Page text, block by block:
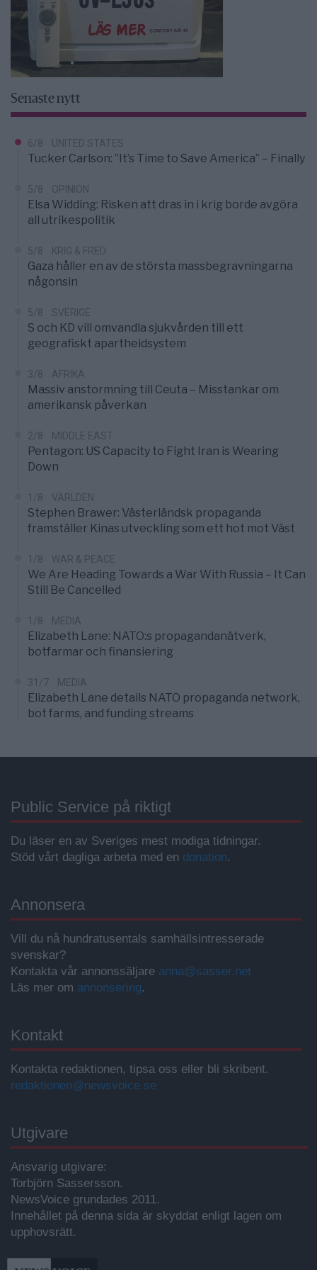
Senaste nytt
6/8 UNITED STATES
Tucker Carlson: ”It’s Time to Save America” – Finally
5/8 OPINION
Elsa Widding: Risken att dras in i krig borde avgöra
all utrikespolitik
5/8 KRIG & FRED
Gaza håller en av de största massbegravningarna
någonsin
5/8 SVERIGE
S och KD vill omvandla sjukvården till ett
geografiskt apartheidsystem
3/8 AFRIKA
Massiv anstormning till Ceuta – Misstankar om
amerikansk påverkan
2/8 MIDDLE EAST
Pentagon: US Capacity to Fight Iran is Wearing
Down
1/8 VÄRLDEN
Stephen Brawer: Västerländsk propaganda
framställer Kinas utveckling som ett hot mot Väst
1/8 WAR & PEACE
We Are Heading Towards a War With Russia – It Can
Still Be Cancelled
1/8 MEDIA
Elizabeth Lane: NATO:s propagandanätverk,
botfarmar och finansiering
31/7 MEDIA
Elizabeth Lane details NATO propaganda network,
bot farms, and funding streams
Public Service på riktigt
Du läser en av Sveriges mest modiga tidningar.
Stöd vårt dagliga arbeta med en donation.
Annonsera
Vill du nå hundratusentals samhällsintresserade
svenskar?
Kontakta vår annonssäljare anna@sasser.net
Läs mer om annonsering.
Kontakt
Kontakta redaktionen, tipsa oss eller bli skribent.
redaktionen@newsvoice.se
Utgivare
Ansvarig utgivare:
Torbjörn Sassersson.
NewsVoice grundades 2011.
Innehållet på denna sida är skyddat enligt lagen om
upphovsrätt.